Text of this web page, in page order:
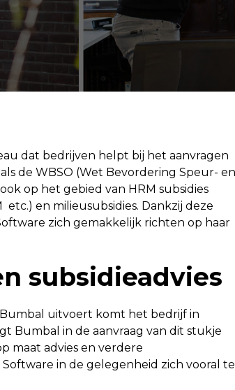
dat bedrijven helpt bij het aanvragen
de WBSO (Wet Bevordering Speur- en
op het gebied van HRM subsidies
en milieusubsidies. Dankzij deze
zich gemakkelijk richten op haar
subsidieadvies
uitvoert komt het bedrijf in
Bumbal in de aanvraag van dit stukje
maat advies en verdere
in de gelegenheid zich vooral te